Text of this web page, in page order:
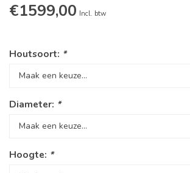
€1599,00 Incl. btw
Houtsoort: *
Diameter: *
Hoogte: *